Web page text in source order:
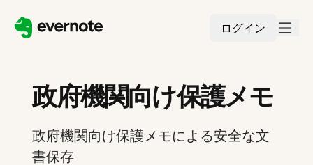
ログイン
政府機関向け保護メモ
政府機関向け保護メモによる安全な文
書保存